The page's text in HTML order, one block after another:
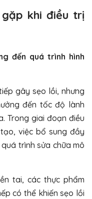
khi điều trị
đến quá trình hình
gây sẹo lồi, nhưng
đến tốc độ lành
Trong giai đoạn điều
việc bổ sung đầy
trình sửa chữa mô
tai, các thực phẩm
có thể khiến sẹo lồi